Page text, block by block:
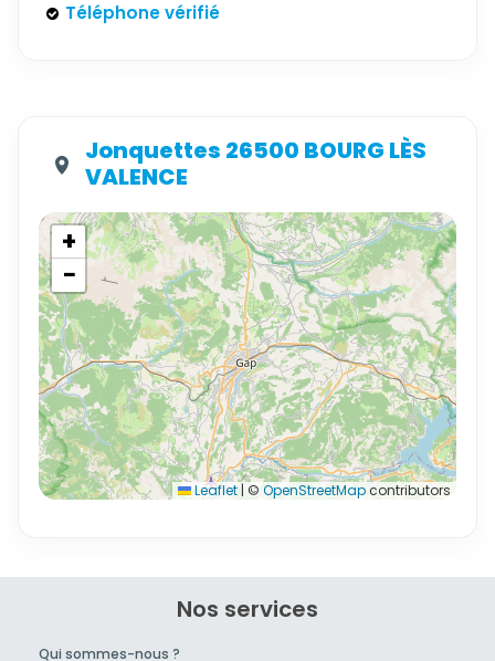
Téléphone vérifié
Jonquettes 26500 BOURG LÈS
VALENCE
+
−
Leaflet | © OpenStreetMapcontributors
Nos services
Qui sommes-nous ?